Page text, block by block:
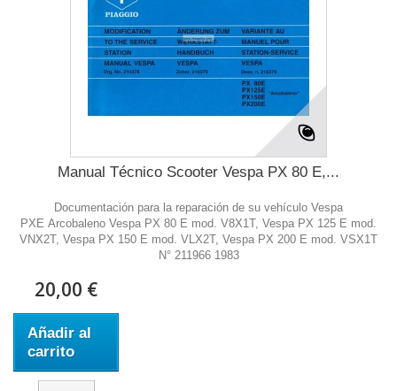
Manual Técnico Scooter Vespa PX 80 E,...
Documentación para la reparación de su vehículo Vespa
PXE Arcobaleno Vespa PX 80 E mod. V8X1T, Vespa PX 125 E mod.
VNX2T, Vespa PX 150 E mod. VLX2T, Vespa PX 200 E mod. VSX1T
N° 211966 1983
20,00 €
Añadir al
carrito